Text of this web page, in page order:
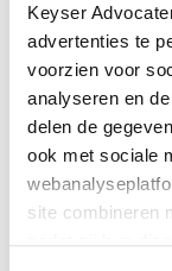
Keyser
advertenties te
voorzien voor
analyseren en
delen de
ook met sociale
site combineren